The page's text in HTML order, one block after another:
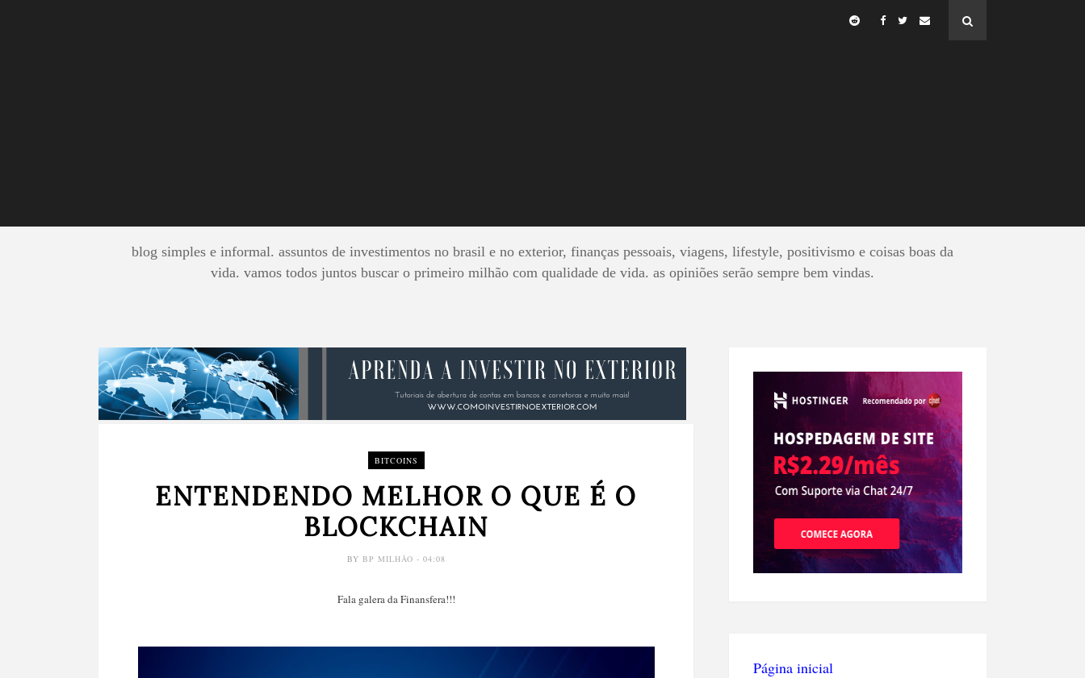
blog simples e informal. assuntos de investimentos no brasil e no exterior, finanças pessoais, viagens, lifestyle, positivismo e coisas boas da
vida. vamos todos juntos buscar o primeiro milhão com qualidade de vida. as opiniões serão sempre bem vindas.
BITCOINS
ENTENDENDO MELHOR O QUE É O
BLOCKCHAIN
BY BP MILHÃO - 04:08
Fala galera da Finansfera!!!
Página inicial